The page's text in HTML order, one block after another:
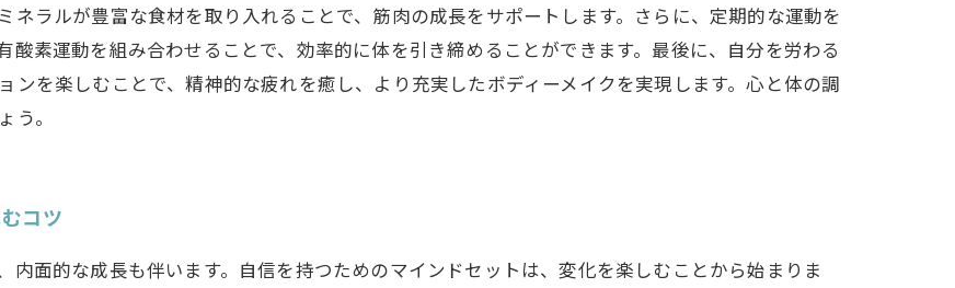
ネラルが豊富な食材を取り入れることで、筋肉の成長をサポートします。さらに、定期的な運動を
素運動を組み合わせることで、効率的に体を引き締めることができます。最後に、自分を労わる
ンを楽しむことで、精神的な疲れを癒し、より充実したボディーメイクを実現します。心と体の調
。
コツ
面的な成長も伴います。自信を持つためのマインドセットは、変化を楽しむことから始まりま